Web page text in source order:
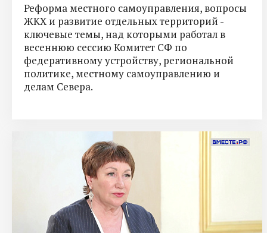
Реформа местного самоуправления, вопросы
ЖКХ и развитие отдельных территорий -
ключевые темы, над которыми работал в
весеннюю сессию Комитет СФ по
федеративному устройству, региональной
политике, местному самоуправлению и
делам Севера.